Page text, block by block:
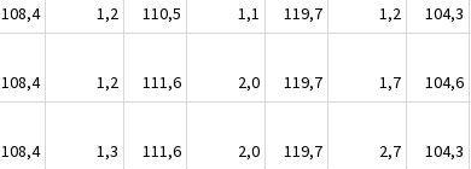
108,4 1,2 110,5 1,1 119,7 1,2 104,3
108,4 1,2 111,6 2,0 119,7 1,7 104,6
108,4 1,3 111,6 2,0 119,7 2,7 104,3